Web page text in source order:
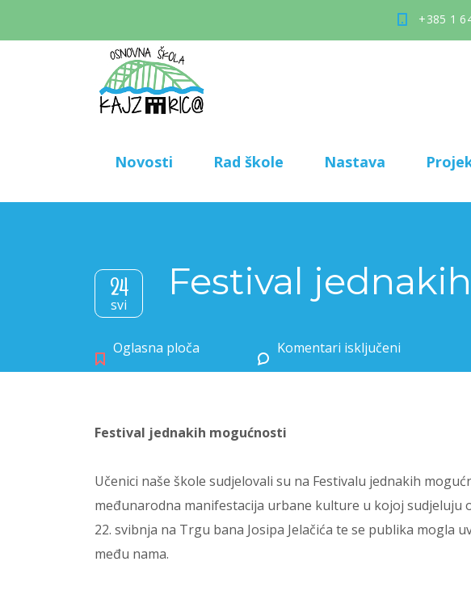
+385 1
Novosti Rad škole Nastava
24
svi
Festival
Oglasna ploča Komentari isključeni
Festival jednakih mogućnosti
Učenici naše škole sudjelovali su na Festivalu jednakih
međunarodna manifestacija urbane kulture u kojoj sudjeluju
22. svibnja na Trgu bana Josipa Jelačića te se publika
među nama.